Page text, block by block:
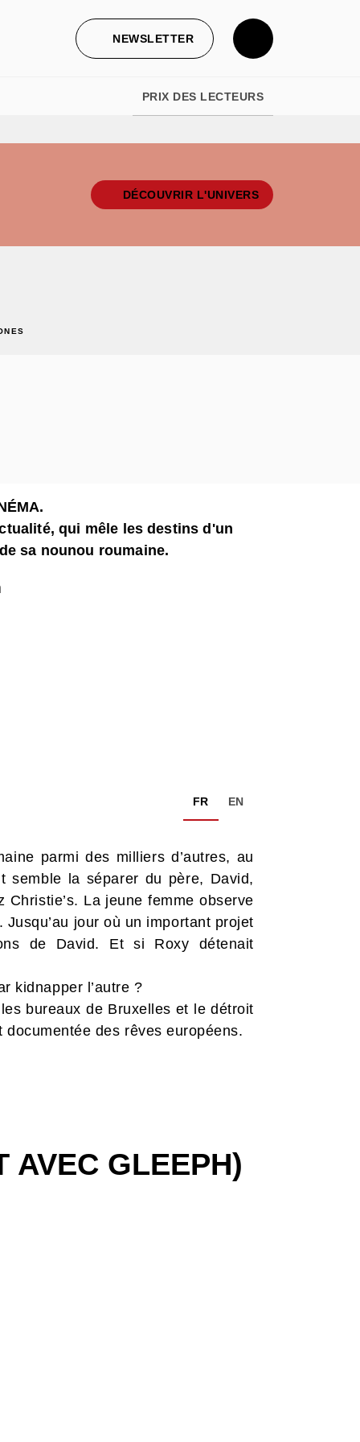
NEWSLETTER
PRIX DES LECTEURS
DÉCOUVRIR L'UNIVERS
qui mêle les destins d'un
sa nounou roumaine.
FR EN
parmi des milliers d’autres, au
semble la séparer du père, David,
La jeune femme observe
jour où un important projet
de David. Et si Roxy détenait
kidnapper l’autre ?
bureaux de Bruxelles et le détroit
des rêves européens.
AVEC GLEEPH)